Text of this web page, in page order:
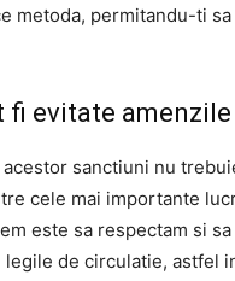
metoda, permitandu-ti
fi evitate
acestor sanctiuni nu
cele mai importante
este sa respectam si
de circulatie, astfel